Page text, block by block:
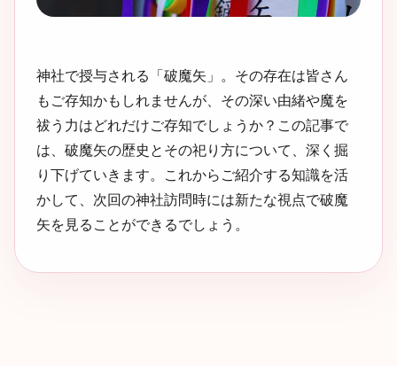
神社で授与される「破魔矢」。その存在は皆さん
もご存知かもしれませんが、その深い由緒や魔を
祓う力はどれだけご存知でしょうか？この記事で
は、破魔矢の歴史とその祀り方について、深く掘
り下げていきます。これからご紹介する知識を活
かして、次回の神社訪問時には新たな視点で破魔
矢を見ることができるでしょう。